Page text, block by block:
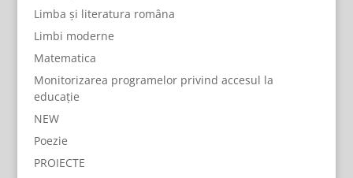
Limba și literatura româna
Limbi moderne
Matematica
Monitorizarea programelor privind accesul la
educație
NEW
Poezie
PROIECTE